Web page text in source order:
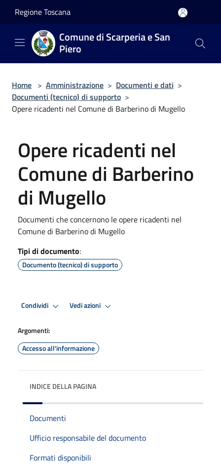
Regione Toscana
Comune di Scarperia e San
Piero
Home > Amministrazione > Documenti e dati >
Documenti (tecnico) di supporto >
Opere ricadenti nel Comune di Barberino di Mugello
Opere ricadenti nel
Comune di Barberino
di Mugello
Documenti che concernono le opere ricadenti nel
Comune di Barberino di Mugello
Tipi di documento:
Documento (tecnico) di supporto
Condividi Vedi azioni
Argomenti:
Accesso all'informazione
INDICE DELLA PAGINA
Documenti
Ufficio responsabile del documento
Formati disponibili